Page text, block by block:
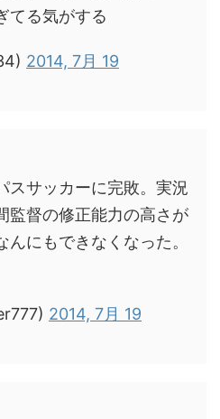
てる気がする
2014, 7月 19
スサッカーに完敗。実況
監督の修正能力の高さが
にもできなくなった。
2014, 7月 19